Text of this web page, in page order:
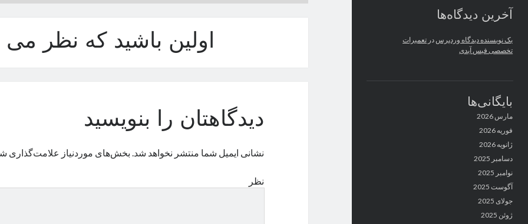
آخرین دیدگاه‌ها
یک نویسنده دیدگاه وردپرس در تعمیرات
تخصصی فیس آیدی
بایگانی‌ها
مارس 2026
فوریه 2026
ژانویه 2026
دسامبر 2025
نوامبر 2025
آگوست 2025
جولای 2025
ژوئن 2025
اولین باشید که نظر می
دیدگاهتان را بنویسید
نشانی ایمیل شما منتشر نخواهد شد. بخش‌های موردنیاز علامت‌گذاری
نظر